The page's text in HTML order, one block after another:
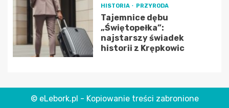
HISTORIA PRZYRODA
Tajemnice dębu
„Świętopełka”:
najstarszy świadek
historii z Krępkowic
© eLebork.pl - Kopiowanie treści zabronione